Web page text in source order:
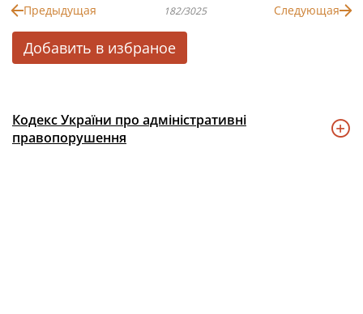
Предыдущая 182/3025 Следующая
Добавить в избраное
Кодекс України про адміністративні
правопорушення